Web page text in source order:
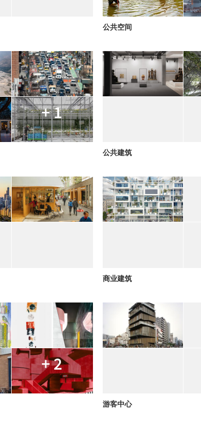
公共空间
+ 1
公共建筑
商业建筑
+ 2
游客中心